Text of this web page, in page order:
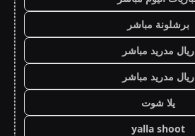
برشلونة مباشر
ريال مدريد مباشر
ريال مدريد مباشر
يلا شوت
yalla shoot